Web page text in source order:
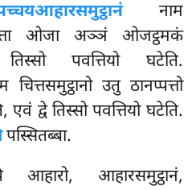
नाम
ओजा अञ्ञं ओजट्ठमकं
पवत्तियो घटेति.
उतु ठानप्पत्तो
द्वे तिस्सो पवत्तियो घटेति.
पस्सितब्बा.
आहारसमुट्ठानं,